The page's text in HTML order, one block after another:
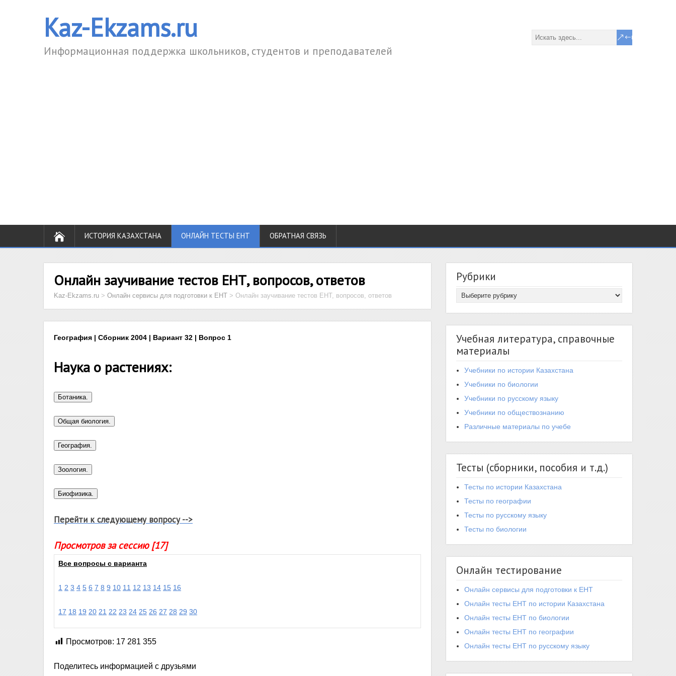
Kaz-Ekzams.ru
Информационная поддержка школьников, студентов и преподавателей
ИСТОРИЯ КАЗАХСТАНА ОНЛАЙН ТЕСТЫ ЕНТ ОБРАТНАЯ СВЯЗЬ
Онлайн заучивание тестов ЕНТ, вопросов, ответов
Kaz-Ekzams.ru > Онлайн сервисы для подготовки к ЕНТ > Онлайн заучивание тестов ЕНТ, вопросов, ответов
География | Сборник 2004 | Вариант 32 | Вопрос 1
Наука о растениях:
Перейти к следующему вопросу -->
Просмотров за сессию [17]
Все вопросы с варианта
1 2 3 4 5 6 7 8 9 10 11 12 13 14 15 16
17 18 19 20 21 22 23 24 25 26 27 28 29 30
Просмотров: 17 281 355
Поделитесь информацией с друзьями
Рубрики
Учебная литература, справочные
материалы
Учебники по истории Казахстана
Учебники по биологии
Учебники по русскому языку
Учебники по обществознанию
Различные материалы по учебе
Тесты (сборники, пособия и т.д.)
Тесты по истории Казахстана
Тесты по географии
Тесты по русскому языку
Тесты по биологии
Онлайн тестирование
Онлайн сервисы для подготовки к ЕНТ
Онлайн тесты ЕНТ по истории Казахстана
Онлайн тесты ЕНТ по биологии
Онлайн тесты ЕНТ по географии
Онлайн тесты ЕНТ по русскому языку